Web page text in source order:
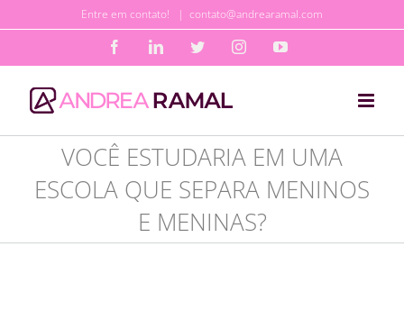
o
conteúdo
Entre em contato! | contato@andrearamal.com
FacebookLinkedInTwitterInstagramYouTube
VOCÊ ESTUDARIA EM UMA
ESCOLA QUE SEPARA MENINOS
E MENINAS?